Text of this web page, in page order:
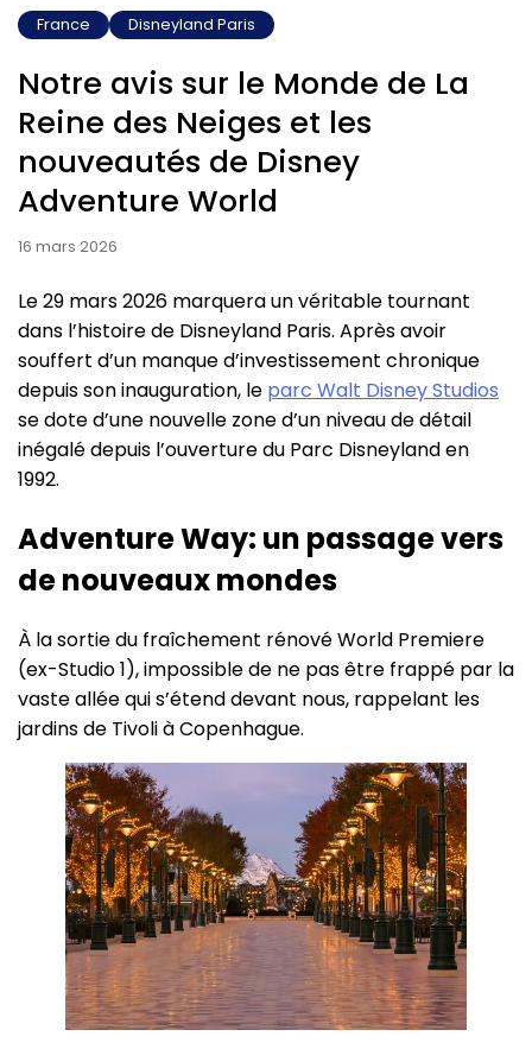
France Disneyland Paris
Notre avis sur le Monde de La
Reine des Neiges et les
nouveautés de Disney
Adventure World
16 mars 2026
Le 29 mars 2026 marquera un véritable tournant
dans l’histoire de Disneyland Paris. Après avoir
souffert d’un manque d’investissement chronique
depuis son inauguration, le parc Walt Disney Studios
se dote d’une nouvelle zone d’un niveau de détail
inégalé depuis l’ouverture du Parc Disneyland en
1992.
Adventure Way: un passage vers
de nouveaux mondes
À la sortie du fraîchement rénové World Premiere
(ex-Studio 1), impossible de ne pas être frappé par la
vaste allée qui s’étend devant nous, rappelant les
jardins de Tivoli à Copenhague.